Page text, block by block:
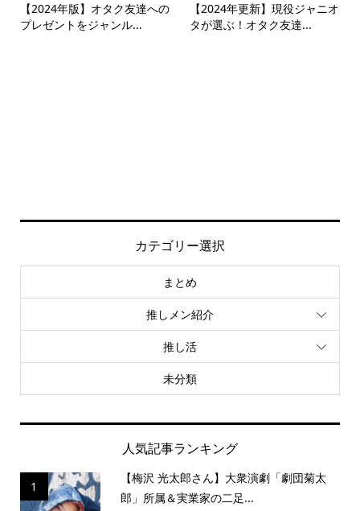
【2024年版】オタク友達への
プレゼントをジャンル...
【2024年更新】現役ジャニオ
タが選ぶ！オタク友達...
カテゴリー選択
まとめ
推しメン紹介
推し活
未分類
人気記事ランキング
1
【梅沢 光太郎さん】大衆演劇「劇団菊太
郎」所属＆実業家の二足...